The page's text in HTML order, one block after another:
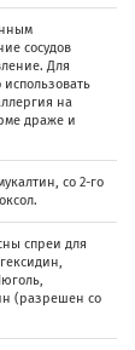
сосудов
Для
на
драже и
со 2-го
спреи для
(разрешен со